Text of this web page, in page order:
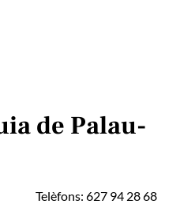
de Palau-
Telèfons: 627 94 28 68